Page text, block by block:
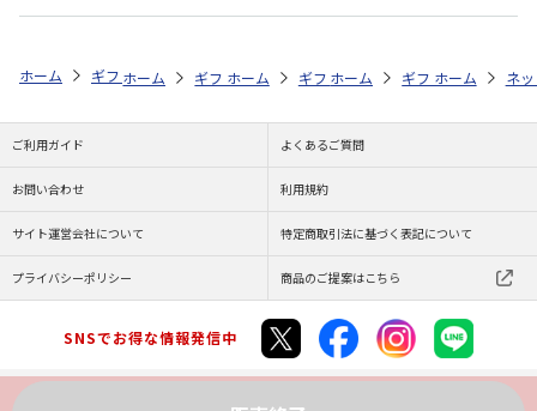
ホーム ギフトストア お中元・夏ギフト特集 2026 そうめん・麺類
ホーム ギフトストア お中元・夏ギフト特集 2026
ホーム ギフトストア お中元・夏ギフト
ホーム ギフトストア お
ホーム ネ
ご利用ガイド よくあるご質問
お問い合わせ 利用規約
サイト運営会社について 特定商取引法に基づく表記について
プライバシーポリシー 商品のご提案はこちら
SNSでお得な情報発信中